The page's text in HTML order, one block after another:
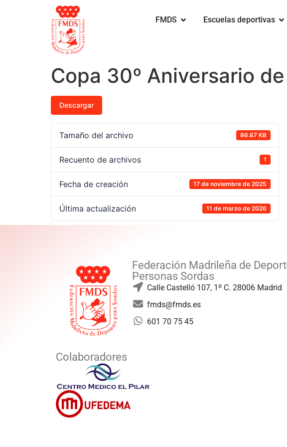
FMDS Escuelas deportivas
Copa 30º Aniversario
Descargar
Tamaño del archivo 96.67 KB
Recuento de archivos 1
Fecha de creación 17 de noviembre de 2025
Última actualización 11 de marzo de 2026
Federación Madrileña de
Personas Sordas
Calle Castelló 107, 1º C. 28006 Madrid
fmds@fmds.es
601 70 75 45
Colaboradores